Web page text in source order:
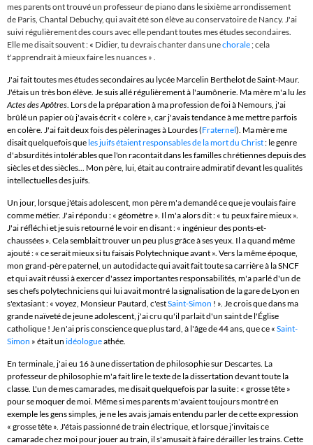
mes parents ont trouvé un professeur de piano dans le sixième arrondissement
de Paris, Chantal Debuchy, qui avait été son élève au conservatoire de Nancy. J'ai
suivi régulièrement des cours avec elle pendant toutes mes études secondaires.
Elle me disait souvent : « Didier, tu devrais chanter dans unechorale; cela
t'apprendrait à mieux faire les nuances »
J'ai fait toutes mes études secondaires au lycée Marcelin Berthelot de Saint-Maur.
J'étais un très bon élève. Je suis allé régulièrement à l'aumônerie. Ma mère m'a lu les
Actes des Apôtres . Lors de la préparation à ma profession de foi à Nemours, j'ai
brûlé un papier où j'avais écrit « colère », car j'avais tendance à me mettre parfois
en colère. J'ai fait deux fois des pèlerinages à Lourdes (Fraternel). Ma mère me
disait quelquefois que les juifs étaient responsables de la mort du Christ: le genre
d'absurdités intolérables que l'on racontait dans les familles chrétiennes depuis des
siècles et des siècles... Mon père, lui, était au contraire admiratif devant les qualités
intellectuelles des juifs.
Un jour, lorsque j'étais adolescent, mon père m'a demandé ce que je voulais faire
comme métier. J'ai répondu : « géomètre ». Il m'a alors dit : « tu peux faire mieux ».
J'ai réfléchi et je suis retourné le voir en disant : « ingénieur des ponts-et-
chaussées ». Cela semblait trouver un peu plus grâce à ses yeux. Il a quand même
ajouté : « ce serait mieux si tu faisais Polytechnique avant ». Vers la même époque,
mon grand-père paternel, un autodidacte qui avait fait toute sa carrière à la SNCF
et qui avait réussi à exercer d'assez importantes responsabilités, m'a parlé d'un de
ses chefs polytechniciens qui lui avait montré la signalisation de la gare de Lyon en
s'extasiant : « voyez, Monsieur Pautard, c'estSaint-Simon ! ». Je crois que dans ma
grande naïveté de jeune adolescent, j'ai cru qu'il parlait d'un saintde l'Église
catholique ! Je n'ai pris conscience que plus tard, à l'âge de 44 ans, que ce « Saint-
Simon » était un idéologueathée.
En terminale, j'ai eu 16 à une dissertation de philosophie sur Descartes . La
professeur de philosophie m'a fait lire le texte de la dissertation devant toute la
classe. L'un de mes camarades, me disait quelquefois par la suite : « grosse tête »
pour se moquer de moi. Même si mes parents m'avaient toujours montré en
exemple les gens simples, je ne les avais jamais entendu parler de cette expression
« grosse tête ». J'étais passionné de train électrique, et lorsque j'invitais ce
camarade chez moi pour jouer au train, il s'amusait à faire dérailler les trains. Cette